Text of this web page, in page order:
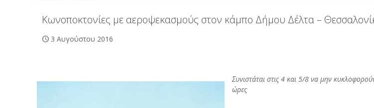
Κωνοποκτονίες με αεροψεκασμούς στον κάμπο Δήμου Δέλτα –
3 Αυγούστου 2016
Συνιστάται στις 4 και 5/8 να μην
ώρες